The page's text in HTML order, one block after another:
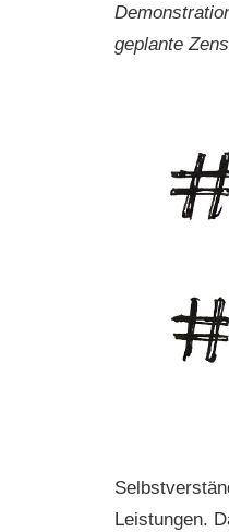
geplante
Leistungen.